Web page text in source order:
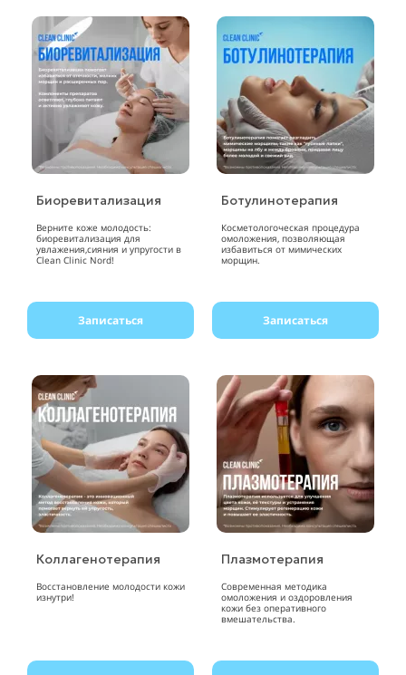
Биоревитализация
Верните коже молодость:
биоревитализация для
увлажения,сияния и упругости в
Clean Clinic Nord!
Записаться
Ботулинотерапия
Косметологоческая процедура
омоложения, позволяющая
избавиться от мимических
морщин.
Записаться
Коллагенотерапия
Восстановление молодости кожи
изнутри!
Плазмотерапия
Современная методика
омоложения и оздоровления
кожи без оперативного
вмешательства.